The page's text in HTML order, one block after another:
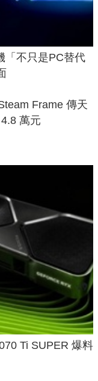
「不只是PC替代
Frame 傳天
萬元
Ti SUPER 爆料